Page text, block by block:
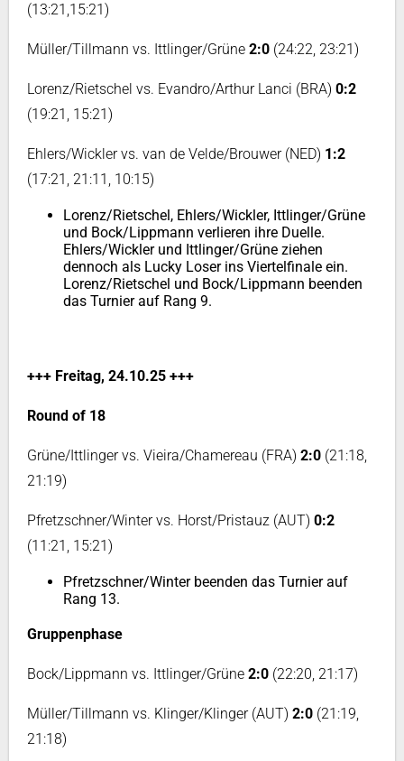
(13:21,15:21)
Müller/Tillmann vs. Ittlinger/Grüne 2:0 (24:22, 23:21)
Lorenz/Rietschel vs. Evandro/Arthur Lanci (BRA) 0:2
(19:21, 15:21)
Ehlers/Wickler vs. van de Velde/Brouwer (NED) 1:2
(17:21, 21:11, 10:15)
Lorenz/Rietschel, Ehlers/Wickler, Ittlinger/Grüne
und Bock/Lippmann verlieren ihre Duelle.
Ehlers/Wickler und Ittlinger/Grüne ziehen
dennoch als Lucky Loser ins Viertelfinale ein.
Lorenz/Rietschel und Bock/Lippmann beenden
das Turnier auf Rang 9.
+++ Freitag, 24.10.25 +++
Round of 18
Grüne/Ittlinger vs. Vieira/Chamereau (FRA) 2:0 (21:18,
21:19)
Pfretzschner/Winter vs. Horst/Pristauz (AUT) 0:2
(11:21, 15:21)
Pfretzschner/Winter beenden das Turnier auf
Rang 13.
Gruppenphase
Bock/Lippmann vs. Ittlinger/Grüne 2:0 (22:20, 21:17)
Müller/Tillmann vs. Klinger/Klinger (AUT) 2:0 (21:19,
21:18)